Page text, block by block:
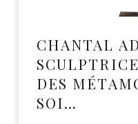
CHANTAL
DES
SOI…